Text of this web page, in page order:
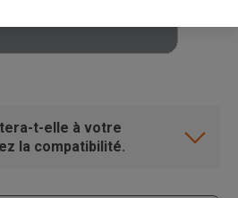
t-elle à votre
la compatibilité.